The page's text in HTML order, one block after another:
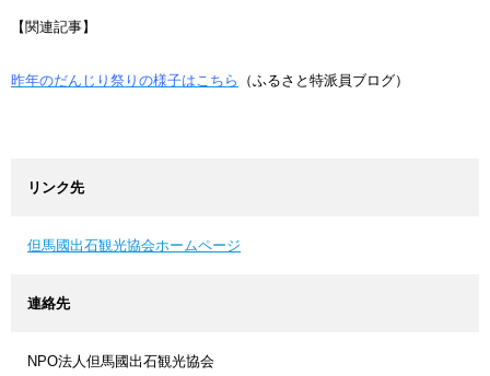
【関連記事】
昨年のだんじり祭りの様子はこちら （ふるさと特派員ブログ）
リンク先
但馬國出石観光協会ホームページ
連絡先
NPO法人但馬國出石観光協会